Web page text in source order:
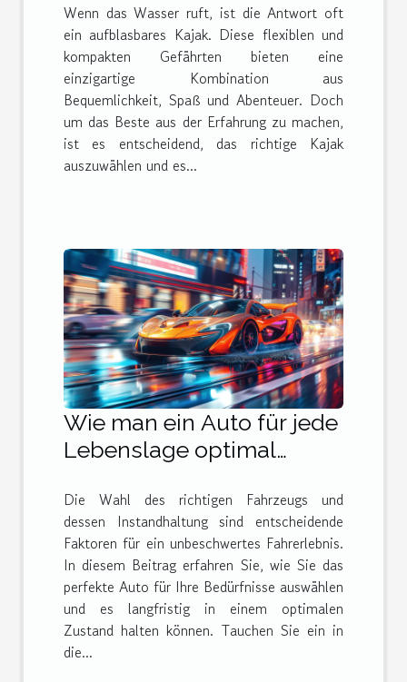
Wenn das Wasser ruft, ist die Antwort oft
ein aufblasbares Kajak. Diese flexiblen und
kompakten Gefährten bieten eine
einzigartige Kombination aus
Bequemlichkeit, Spaß und Abenteuer. Doch
um das Beste aus der Erfahrung zu machen,
ist es entscheidend, das richtige Kajak
auszuwählen und es...
Wie man ein Auto für jede
Lebenslage optimal
Die Wahl des richtigen Fahrzeugs und
dessen Instandhaltung sind entscheidende
Faktoren für ein unbeschwertes Fahrerlebnis.
In diesem Beitrag erfahren Sie, wie Sie das
perfekte Auto für Ihre Bedürfnisse auswählen
und es langfristig in einem optimalen
Zustand halten können. Tauchen Sie ein in
die...